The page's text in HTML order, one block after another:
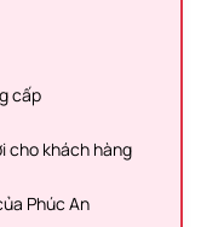
cấp
cho khách hàng
Phúc An